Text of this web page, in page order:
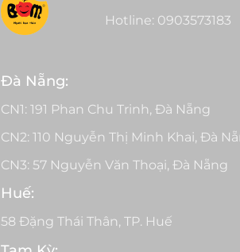
Hotline: 0903573183
Đà Nẵng:
CN1: 191 Phan Chu Trinh, Đà Nẵng
CN2: 110 Nguyễn Thị Minh Khai, Đà
CN3: 57 Nguyễn Văn Thoại, Đà Nẵng
Huế:
58 Đặng Thái Thân, TP. Huế